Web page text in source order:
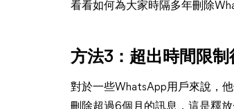
看看如何為大家時隔多年刪除
方法3：超出時間限
對於一些WhatsApp用戶來說，